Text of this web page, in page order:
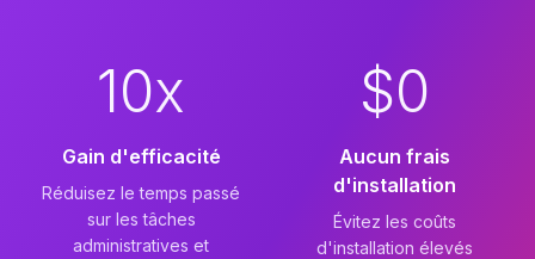
10x
Gain d'efficacité
Réduisez le temps passé
sur les tâches
administratives et
$0
Aucun frais
d'installation
Évitez les coûts
d'installation élevés